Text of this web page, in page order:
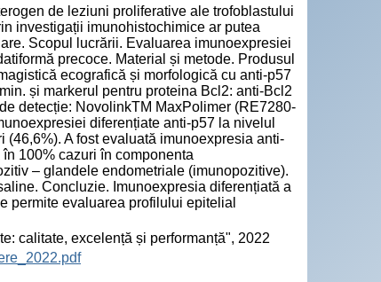
de leziuni proliferative ale trofoblastului
investigații imunohistochimice ar putea
Scopul lucrării. Evaluarea imunoexpresiei
precoce. Material și metode. Produsul
ecografică și morfologică cu anti-p57
și markerul pentru proteina Bcl2: anti-Bcl2
detecție: NovolinkTM MaxPolimer (RE7280-
diferențiate anti-p57 la nivelul
A fost evaluată imunoexpresia anti-
100% cazuri în componenta
– glandele endometriale (imunopozitive).
Concluzie. Imunoexpresia diferențiată a
permite evaluarea profilului epitelial
calitate, excelență și performanță", 2022